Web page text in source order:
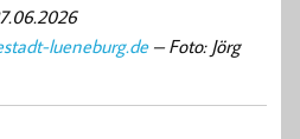
lueneburg.de– Foto: Jörg